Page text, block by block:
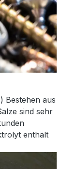
Bestehen aus
sind sehr
enthält